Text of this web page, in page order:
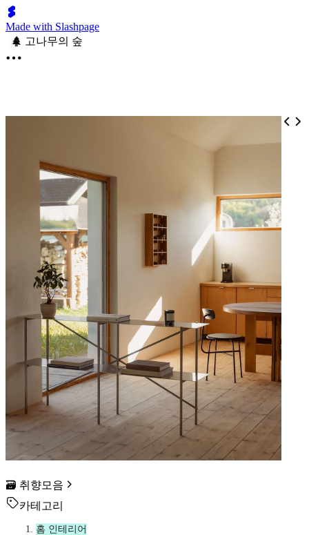
Made with Slashpage
고나무의 숲
🗃️ 취향모음
카테고리
홈 인테리어